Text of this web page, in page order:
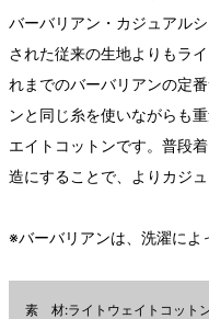
バーバリアン・カジュアル
された従来の生地よりもラ
れまでのバーバリアンの定
ンと同じ糸を使いながらも
エイトコットンです。普段
造にすることで、よりカジ
※バーバリアンは、洗濯によ
素 材:ライトウェイトコット